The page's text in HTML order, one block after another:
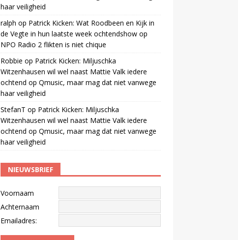
haar veiligheid
ralph op Patrick Kicken: Wat Roodbeen en Kijk in
de Vegte in hun laatste week ochtendshow op
NPO Radio 2 flikten is niet chique
Robbie op Patrick Kicken: Miljuschka
Witzenhausen wil wel naast Mattie Valk iedere
ochtend op Qmusic, maar mag dat niet vanwege
haar veiligheid
StefanT op Patrick Kicken: Miljuschka
Witzenhausen wil wel naast Mattie Valk iedere
ochtend op Qmusic, maar mag dat niet vanwege
haar veiligheid
NIEUWSBRIEF
Voornaam
Achternaam
Emailadres: